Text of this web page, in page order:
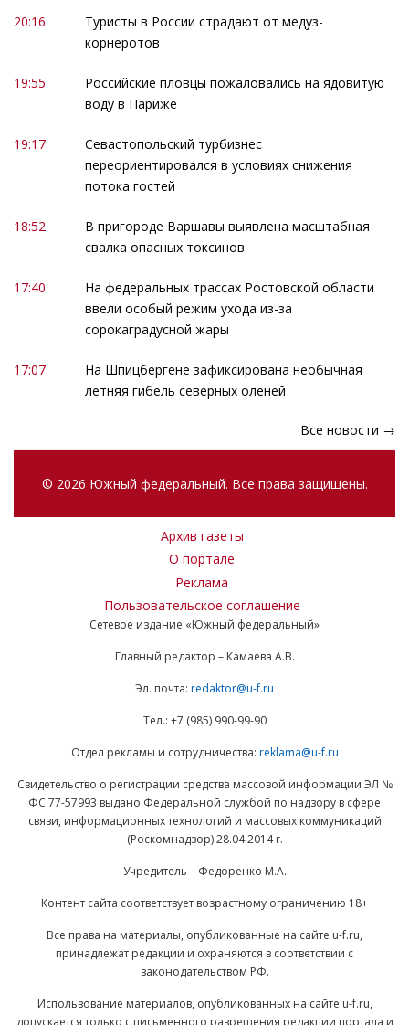
20:16
Туристы в России страдают от медуз-
корнеротов
19:55
Российские пловцы пожаловались на ядовитую
воду в Париже
19:17
Севастопольский турбизнес
переориентировался в условиях снижения
потока гостей
18:52
В пригороде Варшавы выявлена масштабная
свалка опасных токсинов
17:40
На федеральных трассах Ростовской области
ввели особый режим ухода из-за
сорокаградусной жары
17:07
На Шпицбергене зафиксирована необычная
летняя гибель северных оленей
Все новости →
© 2026 Южный федеральный. Все права защищены.
Архив газеты
О портале
Реклама
Пользовательское соглашение
Сетевое издание «Южный федеральный»
Главный редактор – Камаева А.В.
Эл. почта: redaktor@u-f.ru
Тел.: +7 (985) 990-99-90
Отдел рекламы и сотрудничества: reklama@u-f.ru
Свидетельство о регистрации средства массовой информации ЭЛ №
ФС 77-57993 выдано Федеральной службой по надзору в сфере
связи, информационных технологий и массовых коммуникаций
(Роскомнадзор) 28.04.2014 г.
Учредитель – Федоренко М.А.
Контент сайта соответствует возрастному ограничению 18+
Все права на материалы, опубликованные на сайте u-f.ru,
принадлежат редакции и охраняются в соответствии с
законодательством РФ.
Использование материалов, опубликованных на сайте u-f.ru,
допускается только с письменного разрешения редакции портала и